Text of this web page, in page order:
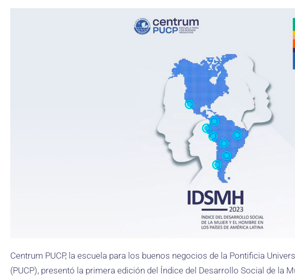
Centrum PUCP, la escuela para los buenos negocios de la Pontificia
(PUCP), presentó la primera edición del Índice del Desarrollo Social de la